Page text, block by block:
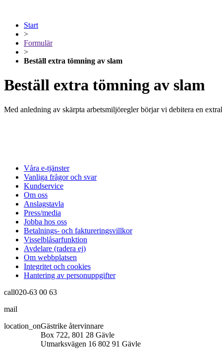
Start
>
Formulär
>
Beställ extra tömning av slam
Beställ extra tömning av slam
Med anledning av skärpta arbetsmiljöregler börjar vi debitera en
Våra e-tjänster
Vanliga frågor och svar
Kundservice
Om oss
Anslagstavla
Press/media
Jobba hos oss
Betalnings- och faktureringsvillkor
Visselblåsarfunktion
Avdelare (radera ej)
Om webbplatsen
Integritet och cookies
Hantering av personuppgifter
call020-63 00 63
mail
location_onGästrike återvinnare
Box 722, 801 28 Gävle
Utmarksvägen 16 802 91 Gävle